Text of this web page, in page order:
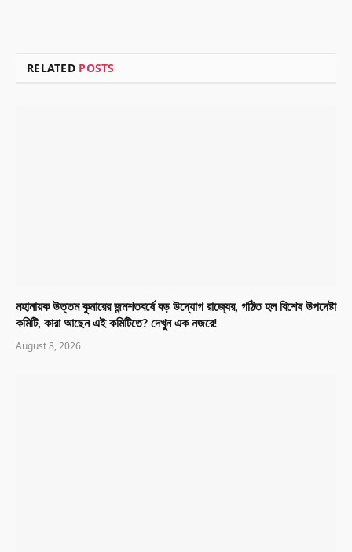
RELATED POSTS
মহানায়ক উত্তম কুমারের জন্মশতবর্ষে বড় উদ্যোগ রাজ্যের, গঠিত হল বিশেষ উপদেষ্টা
কমিটি, কারা আছেন এই কমিটিতে? দেখুন এক নজরে!
August 8, 2026